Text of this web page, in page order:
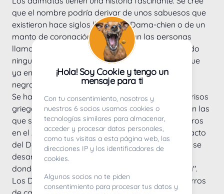
que el nombre podría derivar de unos sabuesos que
existieron hace siglos llamados Dama-chien o de un
manto de coronación que llevaban las personas
llamado dalmaticus, pero nunca se ha confirmado
ninguna de las dos cosas. Lo que sí se sabe es que
ya en el siglo XVIII existían perros con manchas
negras en el pelaje.
Se han encontrado pruebas de su existencia en frisos
griegos y tablillas que datan del año 2000 a.C., en las
que se representa a perros corriendo junto a carros
en el Antiguo Egipto, Roma y Grecia. El origen exacto
del Dálmata es incierto, pero se cree que la raza se
desarrolló en la región de Dalmacia, en Croacia,
donde se le conocía como el "perro de Dalmacia".
Los Dálmatas se criaron originalmente como perros
¡Hola! Soy Cookie y tengo un
mensaje para ti
Con tu consentimiento, nosotros y
nuestros 6 socios usamos cookies o
tecnologías similares para almacenar,
acceder y procesar datos personales,
como tus visitas a esta página web, las
direcciones IP y los identificadores de
cookies.
Algunos socios no te piden
consentimiento para procesar tus datos y